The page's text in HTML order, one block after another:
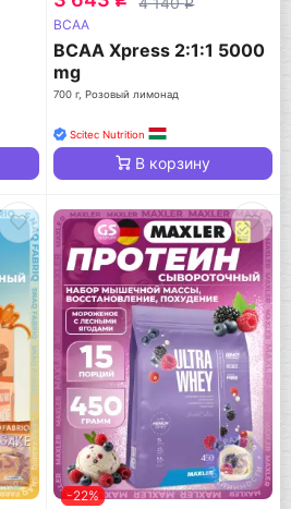
q
BCAA
BCAA Xpress 2:1:1 5000
mg
700 г, Розовый лимонад
Scitec Nutrition
В корзину
-22%